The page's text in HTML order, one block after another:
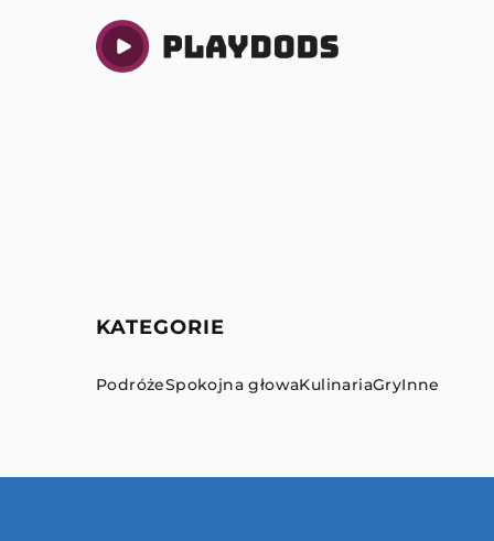
KATEGORIE
PodróżeSpokojna głowaKulinariaGryInne